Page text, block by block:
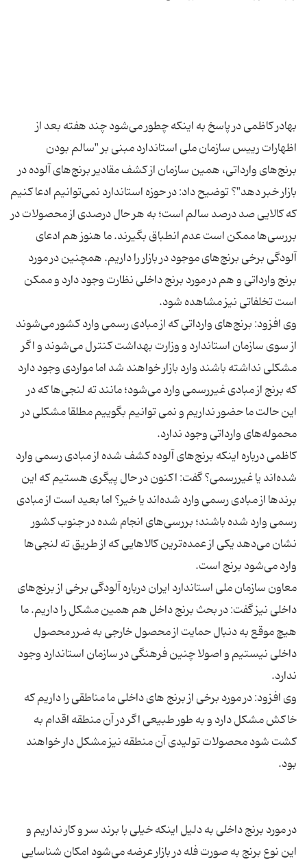
بهادر کاظمی در پاسخ به اینکه چطور می‌شود چند هفته بعد از
اظهارات رییس سازمان ملی استاندارد مبنی بر "سالم بودن
برنج‌های وارداتی، همین سازمان از کشف مقادیر برنج‌های آلوده در
بازار خبر دهد"؟ توضیح داد: در حوزه استاندارد نمی‌توانیم ادعا کنیم
که کالایی صد درصد سالم است؛ به هر حال درصدی از محصولات در
بررسی‌ها ممکن است عدم انطباق بگیرند. ما هنوز هم ادعای
آلودگی برخی برنج‌های موجود در بازار را داریم. همچنین در مورد
برنج وارداتی و هم در مورد برنج داخلی نظارت وجود دارد و ممکن
وی افزود: برنج‌های وارداتی که از مبادی رسمی وارد کشور می‌شوند
از سوی سازمان استاندارد و وزارت بهداشت کنترل می‌شوند و اگر
مشکلی نداشته باشند وارد بازار خواهند شد اما مواردی وجود دارد
که برنج از مبادی غیررسمی وارد می‌شود؛ مانند ته لنجی‌ها که در
این حالت ما حضور نداریم و نمی توانیم بگوییم مطلقا مشکلی در
کاظمی درباره اینکه برنج‌های آلوده کشف شده از مبادی رسمی وارد
شده‌اند یا غیررسمی؟ گفت: اکنون در حال پیگری هستیم که این
برندها از مبادی رسمی وارد شده‌اند یا خیر؟ اما بعید است از مبادی
رسمی وارد شده باشند؛ بررسی‌های انجام شده در جنوب کشور
نشان می‌دهد یکی از عمده‌ترین کالاهایی که از طریق ته لنجی‌ها
معاون سازمان ملی استاندارد ایران درباره آلودگی برخی از برنج‌های
داخلی نیز گفت: در بحث برنج داخل هم همین مشکل را داریم. ما
هیچ موقع به دنبال حمایت از محصول خارجی به ضرر محصول
داخلی نیستیم و اصولا چنین فرهنگی در سازمان استاندارد وجود
وی افزود: در مورد برخی از برنج های داخلی ما مناطقی را داریم که
خاکش مشکل دارد و به طور طبیعی اگر در آن منطقه اقدام به
کشت شود محصولات تولیدی آن منطقه نیز مشکل دار خواهند
در مورد برنج داخلی به دلیل اینکه خیلی با برند سر و کار نداریم و
این نوع برنج به صورت فله در بازار عرضه می‌شود امکان شناسایی